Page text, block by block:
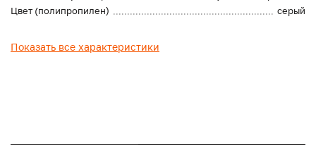
Цвет (полипропилен)
серый
Показать все характеристики